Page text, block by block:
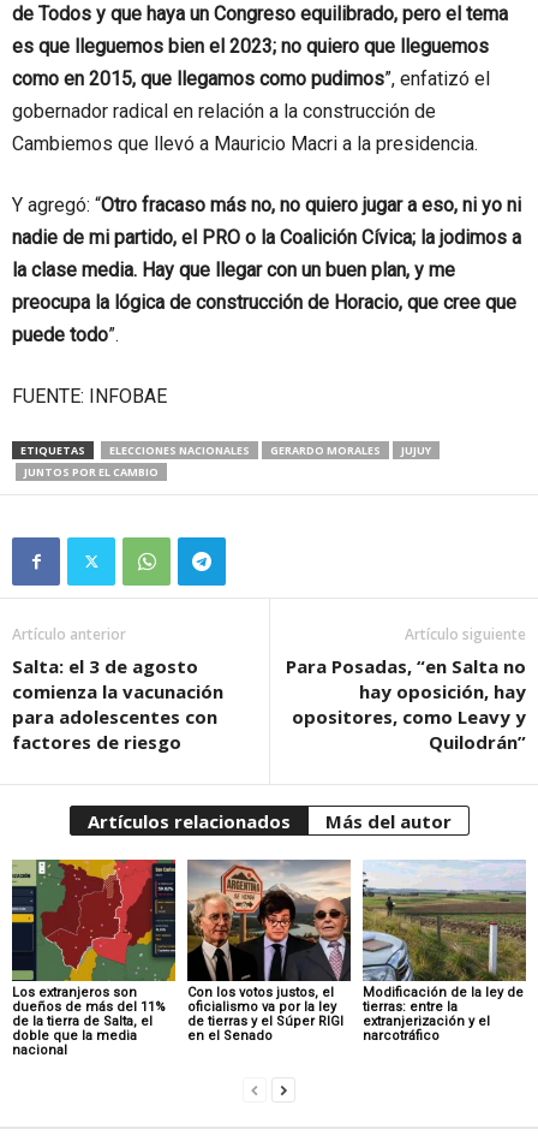
de Todos y que haya un Congreso equilibrado, pero el tema
es que lleguemos bien el 2023; no quiero que lleguemos
como en 2015, que llegamos como pudimos”, enfatizó el
gobernador radical en relación a la construcción de
Cambiemos que llevó a Mauricio Macri a la presidencia.
Y agregó: “Otro fracaso más no, no quiero jugar a eso, ni yo ni
nadie de mi partido, el PRO o la Coalición Cívica; la jodimos a
la clase media. Hay que llegar con un buen plan, y me
preocupa la lógica de construcción de Horacio, que cree que
puede todo”.
FUENTE: INFOBAE
ETIQUETAS ELECCIONES NACIONALES GERARDO MORALES
JUJUY
JUNTOS POR EL CAMBIO
Artículo anterior
Salta: el 3 de agosto
comienza la vacunación
para adolescentes con
factores de riesgo
Artículo siguiente
Para Posadas, “en Salta no
hay oposición, hay
opositores, como Leavy y
Quilodrán”
Artículos relacionados Más del autor
Los extranjeros son
dueños de más del 11%
de la tierra de Salta, el
doble que la media
nacional
Con los votos justos, el
oficialismo va por la ley
de tierras y el Súper RIGI
en el Senado
Modificación de la ley de
tierras: entre la
extranjerización y el
narcotráfico